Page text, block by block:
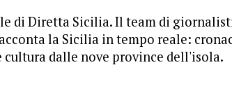
di Diretta Sicilia. Il team di
la Sicilia in tempo reale:
cultura dalle nove province dell'isola.